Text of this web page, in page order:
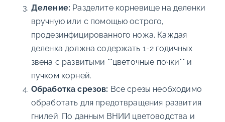
Деление: Разделите корневище на деленки
вручную или с помощью острого,
продезинфицированного ножа. Каждая
деленка должна содержать 1-2 годичных
звена с развитыми **цветочные почки** и
пучком корней.
Обработка срезов: Все срезы необходимо
обработать для предотвращения развития
гнилей. По данным ВНИИ цветоводства и